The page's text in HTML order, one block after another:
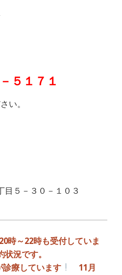
５１７１
い。
目５－３０－１０３
時～22時も受付していま
況です。
診療しています
11月